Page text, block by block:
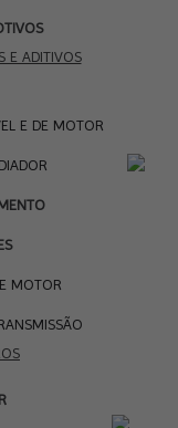
E ADITIVOS
E DE MOTOR
MOTOR